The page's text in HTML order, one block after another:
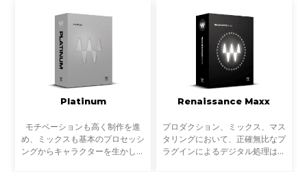
雑にクロスオーバーするようにな
っています。音楽制作だ
気づくのは、自分の録った音とお
気に入りのアーティストたち
Platinum
モチベーションも高く制作を進
め、ミックスも基本のプロセッシ
ングからキャラクターを生かしバ
Renaissance Maxx
プロダクション、ミックス、マス
タリングにおいて、正確無比なプ
ラグインによるデジタル処理は現